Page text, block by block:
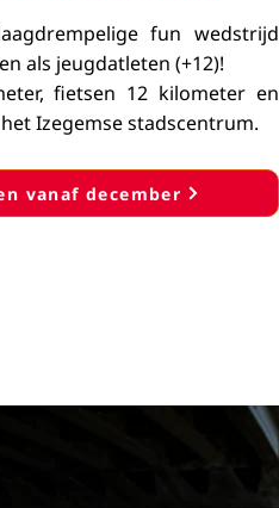
fun wedstrijd
als jeugdatleten (+12)!
fietsen 12 kilometer en
Izegemse stadscentrum.
vanaf december